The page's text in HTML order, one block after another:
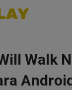
Walk